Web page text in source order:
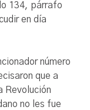
134, párrafo
en día
número
que a
Revolución
no les fue